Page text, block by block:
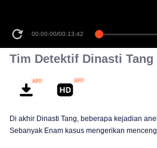
00:00:00/00:13:42
Tim Detektif Dinasti Tang
Di akhir Dinasti Tang, beberapa kejadian
Sebanyak Enam kasus mengerikan